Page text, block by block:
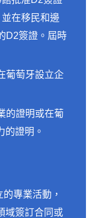
在移民和邊
D2簽證。屆時
葡萄牙設立企
的證明或在葡
的證明。
專業活動，
域簽訂合同或